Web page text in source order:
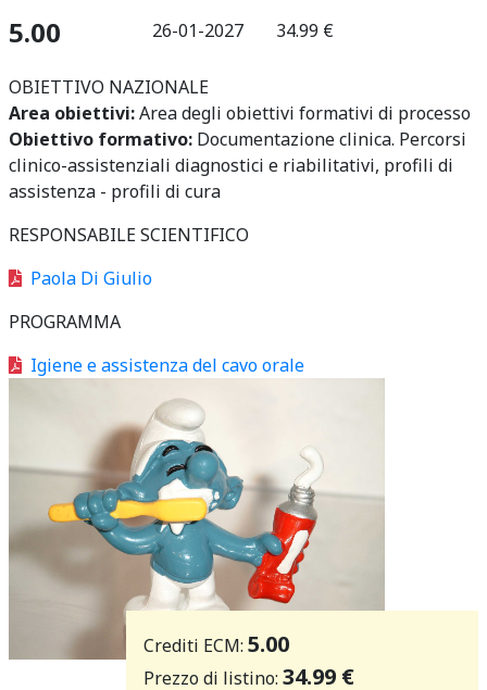
5.00
26-01-2027
34.99 €
OBIETTIVO NAZIONALE
Area obiettivi:Area degli obiettivi formativi di processo
Obiettivo formativo: Documentazione clinica. Percorsi
clinico-assistenziali diagnostici e riabilitativi, profili di
assistenza - profili di cura
RESPONSABILE SCIENTIFICO
Paola Di Giulio
PROGRAMMA
Igiene e assistenza del cavo orale
Crediti ECM: 5.00
Prezzo di listino: 34.99 €